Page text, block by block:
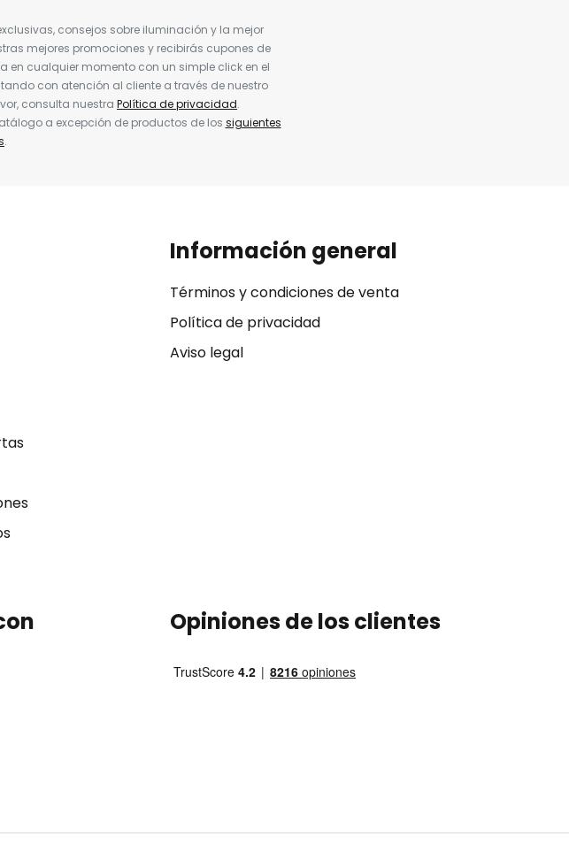
consejos sobre iluminación y la mejor
mejores promociones y recibirás cupones de
en cualquier momento con un simple click en el
con atención al cliente a través de nuestro
consulta nuestra Política de privacidad.
a excepción de productos de los siguientes
.
Información general
Términos y condiciones de venta
Política de privacidad
Aviso legal
Opiniones de los clientes